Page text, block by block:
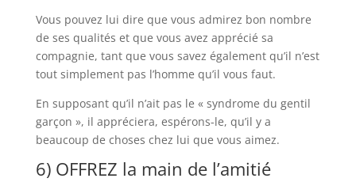
Vous pouvez lui dire que vous admirez bon nombre
de ses qualités et que vous avez apprécié sa
compagnie, tant que vous savez également qu’il n’est
tout simplement pas l’homme qu’il vous faut.
En supposant qu’il n’ait pas le « syndrome du gentil
garçon », il appréciera, espérons-le, qu’il y a
beaucoup de choses chez lui que vous aimez.
6) OFFREZ la main de l’amitié